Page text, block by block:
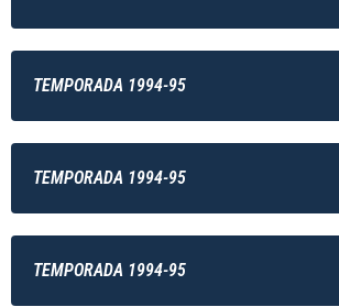
TEMPORADA 1994-95
TEMPORADA 1994-95
TEMPORADA 1994-95